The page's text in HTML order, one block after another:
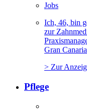
Jobs
Ich, 46, bin
zur
Gran
> Zur
Pflege